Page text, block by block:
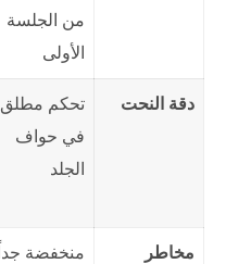
من الجلسة
الأولى
دقة النحت
تحكم مطلق
في حواف
الجلد
مخاطر
منخفضة جداً